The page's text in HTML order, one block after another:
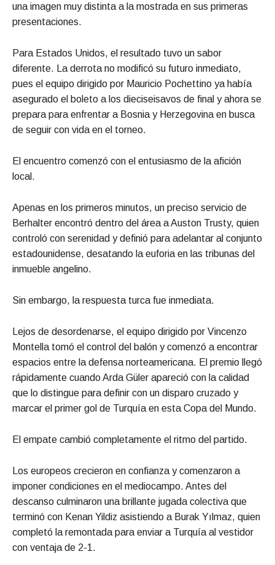
una imagen muy distinta a la mostrada en sus primeras
presentaciones.
Para Estados Unidos, el resultado tuvo un sabor
diferente. La derrota no modificó su futuro inmediato,
pues el equipo dirigido por Mauricio Pochettino ya había
asegurado el boleto a los dieciseisavos de final y ahora se
prepara para enfrentar a Bosnia y Herzegovina en busca
de seguir con vida en el torneo.
El encuentro comenzó con el entusiasmo de la afición
local.
Apenas en los primeros minutos, un preciso servicio de
Berhalter encontró dentro del área a Auston Trusty, quien
controló con serenidad y definió para adelantar al conjunto
estadounidense, desatando la euforia en las tribunas del
inmueble angelino.
Sin embargo, la respuesta turca fue inmediata.
Lejos de desordenarse, el equipo dirigido por Vincenzo
Montella tomó el control del balón y comenzó a encontrar
espacios entre la defensa norteamericana. El premio llegó
rápidamente cuando Arda Güler apareció con la calidad
que lo distingue para definir con un disparo cruzado y
marcar el primer gol de Turquía en esta Copa del Mundo.
El empate cambió completamente el ritmo del partido.
Los europeos crecieron en confianza y comenzaron a
imponer condiciones en el mediocampo. Antes del
descanso culminaron una brillante jugada colectiva que
terminó con Kenan Yildiz asistiendo a Burak Yılmaz, quien
completó la remontada para enviar a Turquía al vestidor
con ventaja de 2-1.